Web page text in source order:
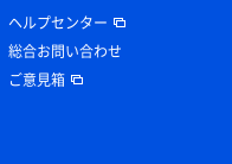
ヘルプセンター
総合お問い合わせ
ご意見箱